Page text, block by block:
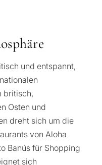
und entspannt,
britisch,
Osten und
dreht sich um die
von Aloha
Banús für Shopping
sich